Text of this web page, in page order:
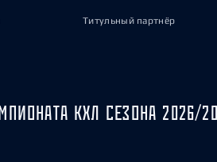
Титульный партнёр
КХЛ СЕЗОНА 2026/